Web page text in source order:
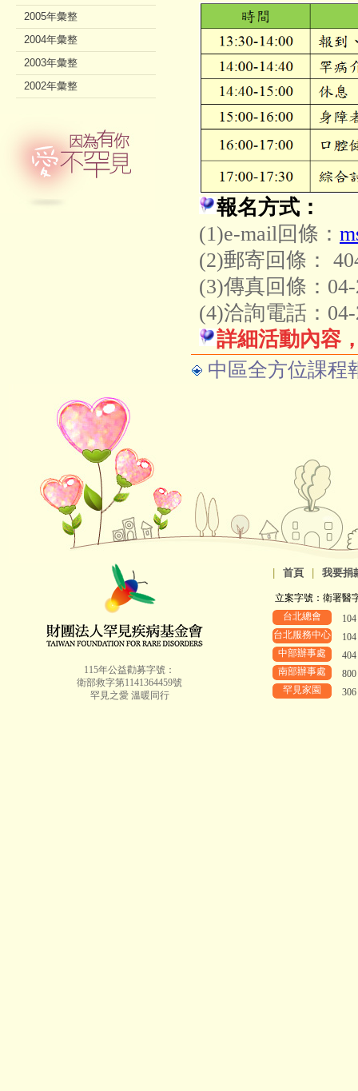
報名方式：
(1)e-mail回條：
(2)郵寄回條：
(3)傳真回條：
(4)洽詢電話：
詳細活動內容
中區全方位課程
2005年彙整
2004年彙整
2003年彙整
2002年彙整
115年公益勸募字號：
衛部救字第1141364459號
罕見之愛 溫暖同行
首頁 我要捐
立案字號：衛署醫
台北總會
台北服務中心
中部辦事處
南部辦事處
罕見家園